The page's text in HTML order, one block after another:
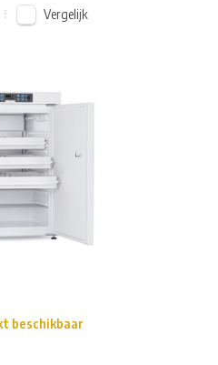
Vergelijk
beschikbaar